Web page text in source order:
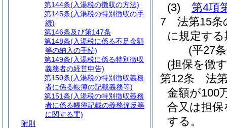
(3)
第4項
7
法第15条
に規定す
(平27
(担保を徴
第12条
法
金額が100
合又は担
する。
第144条(入湯税の徴収の方法)
第145条(入湯税の特別徴収の手
続)
第146条及び第147条
第148条(入湯税に係る不足金額
等の納入の手続)
第149条(入湯税に係る特別徴収
義務者の経営申告)
第150条(入湯税の特別徴収義務
者に係る帳簿の記載義務等)
第151条(入湯税の特別徴収義務
者に係る帳簿記載の義務違反等
に関する罪)
附則